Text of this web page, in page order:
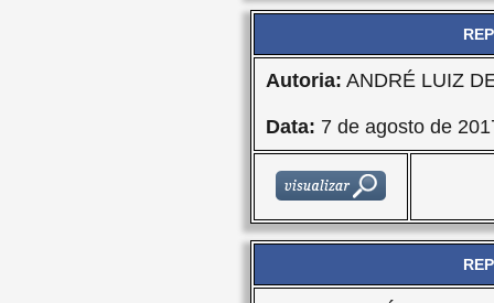
Autoria: ANDRÉ LUIZ
Data: 7 de agosto de